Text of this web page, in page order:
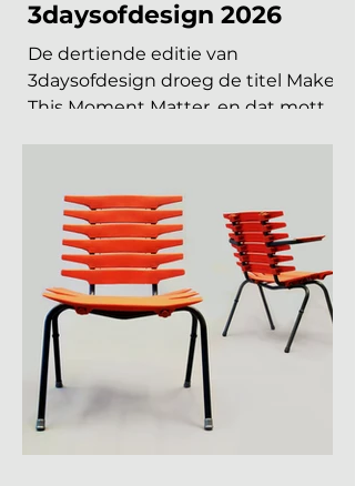
De 6 trends van
3daysofdesign 2026
De dertiende editie van
2026 meer dan vierhonderd
merken, ruim 120.000 bezoekers,
acht stadsdelen. De zoete pastels
van een paar jaar geleden zijn
verdwenen. Wat overblijft is koeler,
eerlijker en doordachter: koel
metaal, lage zit, diep bordeaux en
een duidelijke voorkeur voor
materiaal met een verhaal. Dit zijn